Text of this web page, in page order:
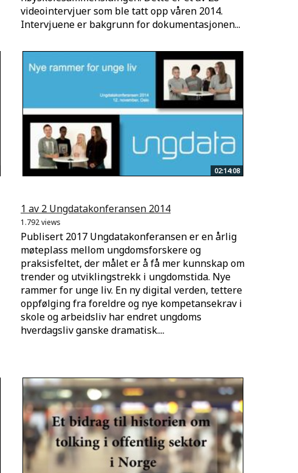
videointervjuer som ble tatt opp våren 2014.
Intervjuene er bakgrunn for dokumentasjonen...
02:14:08
1 av 2 Ungdatakonferansen 2014
1.792 views
Publisert 2017 Ungdatakonferansen er en årlig
møteplass mellom ungdomsforskere og
praksisfeltet, der målet er å få mer kunnskap om
trender og utviklingstrekk i ungdomstida. Nye
rammer for unge liv. En ny digital verden, tettere
oppfølging fra foreldre og nye kompetansekrav i
skole og arbeidsliv har endret ungdoms
hverdagsliv ganske dramatisk....